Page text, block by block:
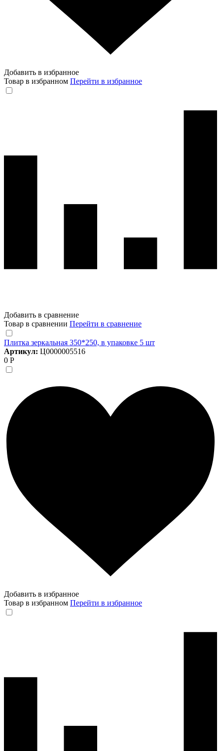
Добавить в избранное
Товар в избранном Перейти в избранное
Добавить в сравнение
Товар в сравнении Перейти в сравнение
Плитка зеркальная 350*250, в упаковке 5 шт
Артикул: Ц0000005516
0 Р
Добавить в избранное
Товар в избранном Перейти в избранное